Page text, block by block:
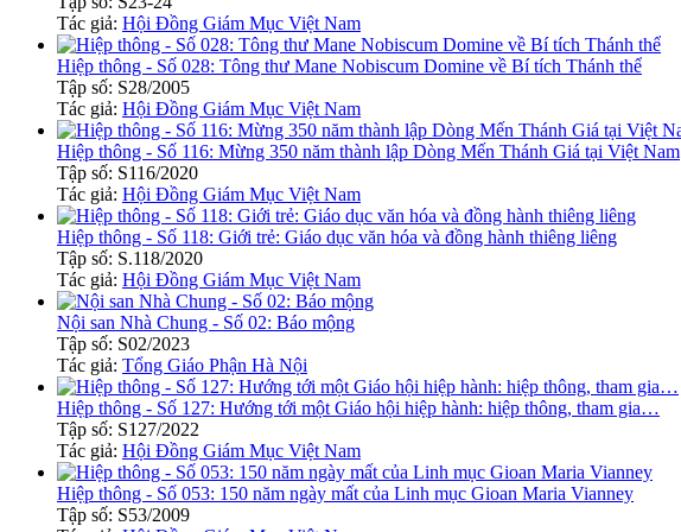
Tác giả: Hội Đồng Giám Mục Việt Nam
Hiệp thông - Số 028: Tông thư Mane Nobiscum Domine về Bí tích Thánh thể
Tập số: S28/2005
Tác giả: Hội Đồng Giám Mục Việt Nam
Hiệp thông - Số 116: Mừng 350 năm thành lập Dòng Mến Thánh Giá tại Việt Nam
Tập số: S116/2020
Tác giả: Hội Đồng Giám Mục Việt Nam
Hiệp thông - Số 118: Giới trẻ: Giáo dục văn hóa và đồng hành thiêng liêng
Tập số: S.118/2020
Tác giả: Hội Đồng Giám Mục Việt Nam
Nội san Nhà Chung - Số 02: Báo mộng
Tập số: S02/2023
Tác giả: Tổng Giáo Phận Hà Nội
Hiệp thông - Số 127: Hướng tới một Giáo hội hiệp hành: hiệp thông, tham gia…
Tập số: S127/2022
Tác giả: Hội Đồng Giám Mục Việt Nam
Hiệp thông - Số 053: 150 năm ngày mất của Linh mục Gioan Maria Vianney
Tập số: S53/2009